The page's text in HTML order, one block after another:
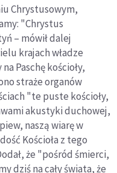
Chrystusowym,
"Chrystus
– mówił dalej
krajach władze
Paschę kościoły,
straże organów
"te puste kościoły,
akustyki duchowej,
naszą wiarę w
Kościoła z tego
że "pośród śmierci,
dziś na cały świata, że